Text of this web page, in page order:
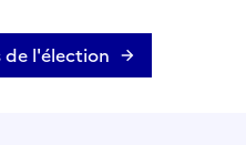
de l'élection